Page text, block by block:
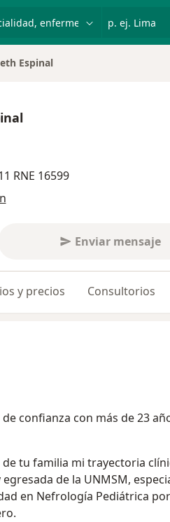
ciudad
Espinal
RNE 16599
Enviar mensaje
y precios Consultorios
confianza con más de 23
tu familia mi trayectoria
de la UNMSM,
en Nefrología Pediátrica por